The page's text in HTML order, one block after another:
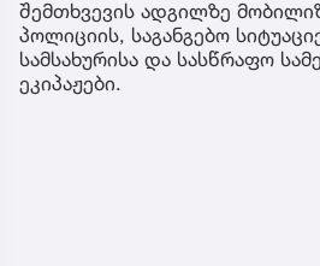
შემთხვევის ადგილზე
პოლიციის, საგანგებო
სამსახურისა და სასწრაფო
ეკიპაჟები.